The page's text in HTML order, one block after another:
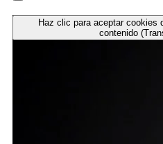
Haz clic para aceptar cookies
contenido